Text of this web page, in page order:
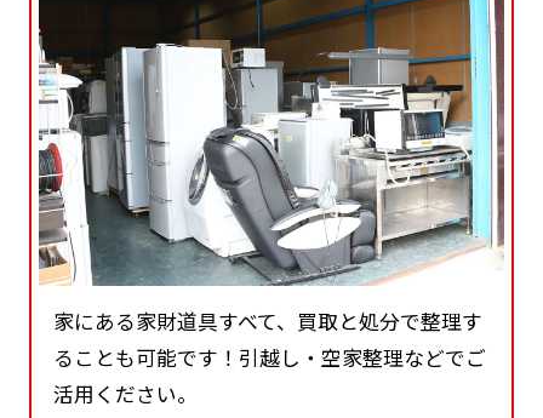
家にある家財道具すべて、買取と処分で整理す
ることも可能です！引越し・空家整理などでご
活用ください。